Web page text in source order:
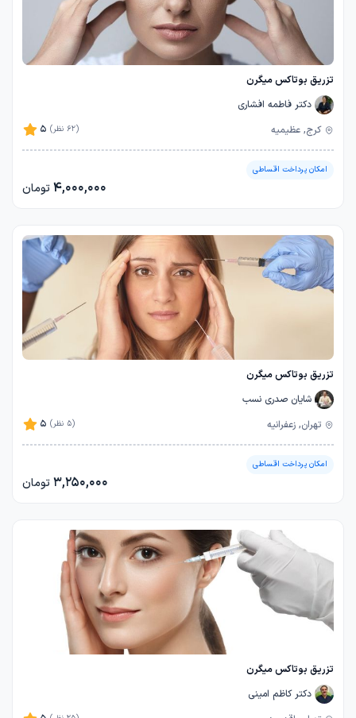
تزریق بوتاکس میگرن
دکتر فاطمه افشاری
5
(62 نظر) کرج, عظیمیه
امکان پرداخت اقساطی
4,000,000تومان
تزریق بوتاکس میگرن
شایان صدری نسب
5
(5 نظر) تهران, زعفرانیه
امکان پرداخت اقساطی
3,250,000تومان
تزریق بوتاکس میگرن
دکتر کاظم امینی